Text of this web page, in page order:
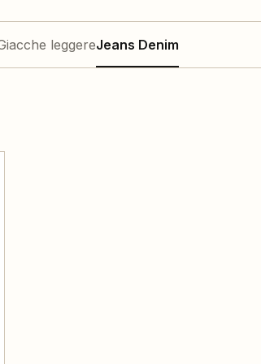
leggereJeans Denim